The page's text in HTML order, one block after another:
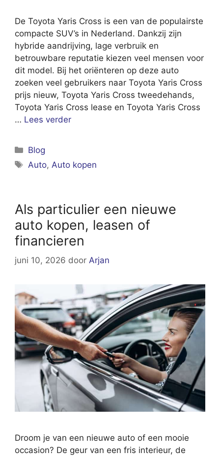
De Toyota Yaris Cross is een van de populairste
compacte SUV’s in Nederland. Dankzij zijn
hybride aandrijving, lage verbruik en
betrouwbare reputatie kiezen veel mensen voor
dit model. Bij het oriënteren op deze auto
zoeken veel gebruikers naar Toyota Yaris Cross
prijs nieuw, Toyota Yaris Cross tweedehands,
Toyota Yaris Cross lease en Toyota Yaris Cross
… Lees verder
Categorieën
Blog
Tags
Auto, Auto kopen
Als particulier een nieuwe
auto kopen, leasen of
financieren
juni 10, 2026 door Arjan
Droom je van een nieuwe auto of een mooie
occasion? De geur van een fris interieur, de